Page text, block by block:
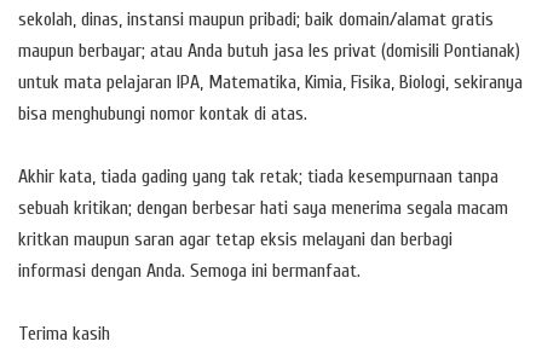
sekolah, dinas, instansi maupun pribadi; baik domain/alamat gratis
maupun berbayar; atau Anda butuh jasa les privat (domisili Pontianak)
untuk mata pelajaran IPA, Matematika, Kimia, Fisika, Biologi, sekiranya
bisa menghubungi nomor kontak di atas.
Akhir kata, tiada gading yang tak retak; tiada kesempurnaan tanpa
sebuah kritikan; dengan berbesar hati saya menerima segala macam
kritkan maupun saran agar tetap eksis melayani dan berbagi
informasi dengan Anda. Semoga ini bermanfaat.
Terima kasih